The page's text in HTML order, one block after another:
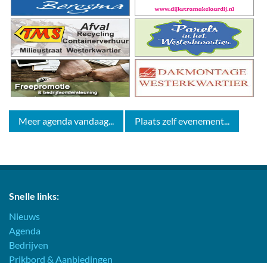
Meer agenda vandaag... Plaats zelf evenement...
Snelle links:
Nieuws
Agenda
Bedrijven
Prikbord & Aanbiedingen